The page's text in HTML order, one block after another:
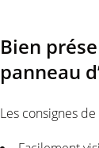
Bien
panneau
Les consignes